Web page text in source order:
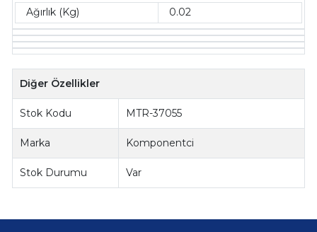
Ağırlık (Kg)
0.02
Diğer Özellikler
Stok Kodu MTR-37055
Marka Komponentci
Stok Durumu Var